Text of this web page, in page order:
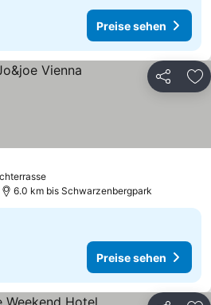
Preise sehen
Teilen
6.0 km bis Schwarzenbergpark
Preise sehen